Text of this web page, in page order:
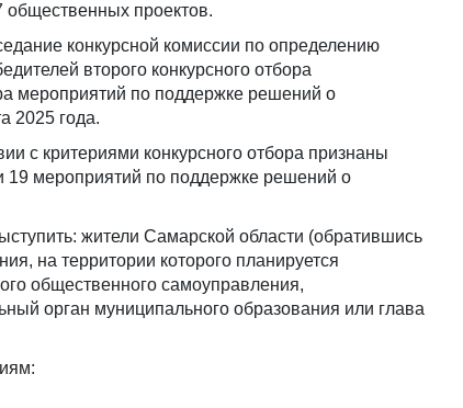
общественных проектов.
конкурсной комиссии по определению
второго конкурсного отбора
мероприятий по поддержке решений о
2025 года.
с критериями конкурсного отбора признаны
19 мероприятий по поддержке решений о
жители Самарской области (обратившись
на территории которого планируется
общественного самоуправления,
орган муниципального образования или глава